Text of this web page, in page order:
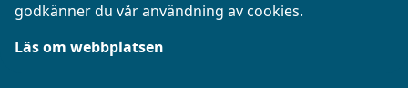
godkänner du vår användning av cookies.
Läs om webbplatsen